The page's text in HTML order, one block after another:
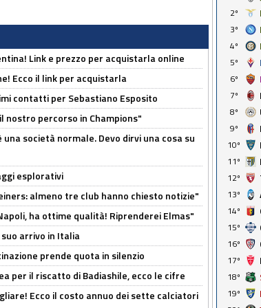
Link e prezzo per acquistarla online
Ecco il link per acquistarla
contatti per Sebastiano Esposito
nostro percorso in Champions"
società normale. Devo dirvi una cosa su
esplorativi
almeno tre club hanno chiesto notizie"
ha ottime qualità! Riprenderei Elmas"
arrivo in Italia
prende quota in silenzio
per il riscatto di Badiashile, ecco le cifre
Ecco il costo annuo dei sette calciatori
2º
3º
4º
5º
6º
7º
8º
9º
10º
11º
12º
13º
14º
15º
16º
17º
18º
19º